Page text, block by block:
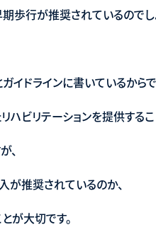
歩行が推奨されているのでし
イドラインに書いているから
ハビリテーションを提供する
、
が推奨されているのか、
が大切です。